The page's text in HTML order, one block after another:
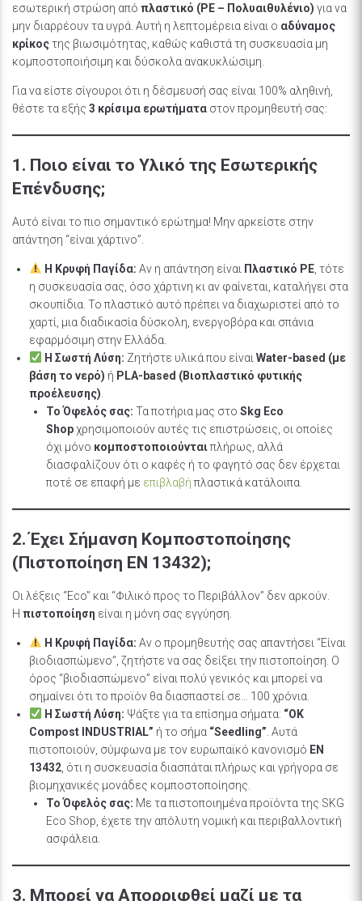
εσωτερική στρώση από πλαστικό (PE – Πολυαιθυλένιο) για να
μην διαρρέουν τα υγρά. Αυτή η λεπτομέρεια είναι ο αδύναμος
κρίκοςτης βιωσιμότητας, καθώς καθιστά τη συσκευασία μη
κομποστοποιήσιμη και δύσκολα ανακυκλώσιμη.
Για να είστε σίγουροι ότι η δέσμευσή σας είναι 100% αληθινή,
θέστε τα εξής 3 κρίσιμα ερωτήματα στον προμηθευτή σας:
1. Ποιο είναι το Υλικό της Εσωτερικής
Επένδυσης;
Αυτό είναι το πιο σημαντικό ερώτημα! Μην αρκείστε στην
απάντηση “είναι χάρτινο”.
Η Κρυφή Παγίδα: Αν η απάντηση είναι Πλαστικό PE, τότε
η συσκευασία σας, όσο χάρτινη κι αν φαίνεται, καταλήγει στα
σκουπίδια. Το πλαστικό αυτό πρέπει να διαχωριστεί από το
χαρτί, μια διαδικασία δύσκολη, ενεργοβόρα και σπάνια
εφαρμόσιμη στην Ελλάδα.
Η Σωστή Λύση: Ζητήστε υλικά που είναι Water-based (με
βάση το νερό) ή PLA-based (Βιοπλαστικό φυτικής
προέλευσης)
Το Όφελός σας: Τα ποτήρια μας στο Skg Eco
Shopχρησιμοποιούν αυτές τις επιστρώσεις, οι οποίες
όχι μόνο κομποστοποιούνταιπλήρως, αλλά
διασφαλίζουν ότι ο καφές ή το φαγητό σας δεν έρχεται
ποτέ σε επαφή με επιβλαβή πλαστικά κατάλοιπα.
2. Έχει Σήμανση Κομποστοποίησης
(Πιστοποίηση EN 13432);
Οι λέξεις “Eco” και “Φιλικό προς το Περιβάλλον” δεν αρκούν.
Η πιστοποίηση είναι η μόνη σας εγγύηση.
Η Κρυφή Παγίδα: Αν ο προμηθευτής σας απαντήσει “Είναι
βιοδιασπώμενο”, ζητήστε να σας δείξει την πιστοποίηση. Ο
όρος “βιοδιασπώμενο” είναι πολύ γενικός και μπορεί να
σημαίνει ότι το προϊόν θα διασπαστεί σε… 100 χρόνια.
Η Σωστή Λύση: Ψάξτε για τα επίσημα σήματα: “OK
Compost INDUSTRIAL” ή το σήμα “Seedling” . Αυτά
πιστοποιούν, σύμφωνα με τον ευρωπαϊκό κανονισμό EN
13432 , ότι η συσκευασία διασπάται πλήρως και γρήγορα σε
βιομηχανικές μονάδες κομποστοποίησης.
Το Όφελός σας: Με τα πιστοποιημένα προϊόντα της SKG
Eco Shop, έχετε την απόλυτη νομική και περιβαλλοντική
ασφάλεια.
3. Μπορεί να Απορριφθεί μαζί με τα